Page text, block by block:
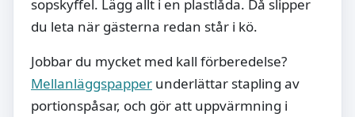
sopskyffel. Lägg allt i en plastlåda. Då slipper
du leta när gästerna redan står i kö.
Jobbar du mycket med kall förberedelse?
Mellanläggspapper underlättar stapling av
portionspåsar, och gör att uppvärmning i